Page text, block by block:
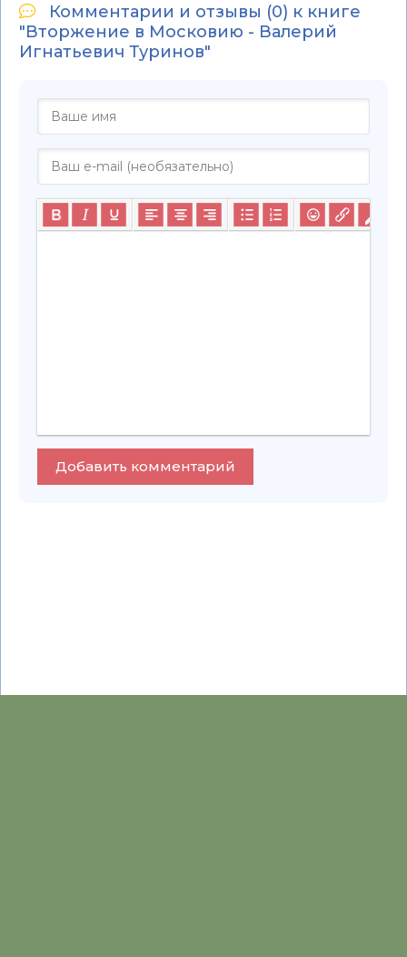
Комментарии и отзывы (0) к книге
"Вторжение в Московию - Валерий
Игнатьевич Туринов"
Добавить комментарий